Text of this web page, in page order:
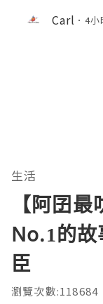
Carl 4小
生活
【阿囝
No.1的故
臣
瀏覽次數:118684